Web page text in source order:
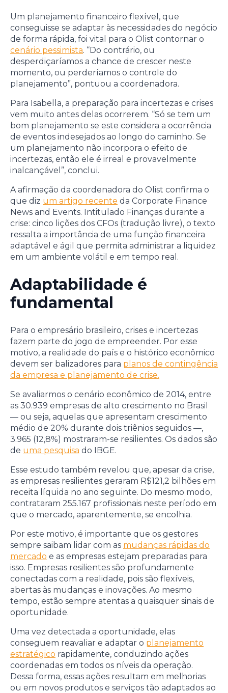
Um planejamento financeiro flexível, que
conseguisse se adaptar às necessidades do negócio
de forma rápida, foi vital para o Olist contornar o
cenário pessimista. “Do contrário, ou
desperdiçaríamos a chance de crescer neste
momento, ou perderíamos o controle do
planejamento”, pontuou a coordenadora.
Para Isabella, a preparação para incertezas e crises
vem muito antes delas ocorrerem. “Só se tem um
bom planejamento se este considera a ocorrência
de eventos indesejados ao longo do caminho. Se
um planejamento não incorpora o efeito de
incertezas, então ele é irreal e provavelmente
inalcançável”, conclui.
A afirmação da coordenadora do Olist confirma o
que diz um artigo recente da Corporate Finance
News and Events. Intitulado Finanças durante a
crise: cinco lições dos CFOs (tradução livre), o texto
ressalta a importância de uma função financeira
adaptável e ágil que permita administrar a liquidez
em um ambiente volátil e em tempo real.
Adaptabilidade é
fundamental
Para o empresário brasileiro, crises e incertezas
fazem parte do jogo de empreender. Por esse
motivo, a realidade do país e o histórico econômico
devem ser balizadores para planos de contingência
da empresa e planejamento de crise.
Se avaliarmos o cenário econômico de 2014, entre
as 30.939 empresas de alto crescimento no Brasil
— ou seja, aquelas que apresentam crescimento
médio de 20% durante dois triênios seguidos —,
3.965 (12,8%) mostraram-se resilientes. Os dados são
de uma pesquisa do IBGE.
Esse estudo também revelou que, apesar da crise,
as empresas resilientes geraram R$121,2 bilhões em
receita líquida no ano seguinte. Do mesmo modo,
contrataram 255.167 profissionais neste período em
que o mercado, aparentemente, se encolhia.
Por este motivo, é importante que os gestores
sempre saibam lidar com as mudanças rápidas do
mercado e as empresas estejam preparadas para
isso. Empresas resilientes são profundamente
conectadas com a realidade, pois são flexíveis,
abertas às mudanças e inovações. Ao mesmo
tempo, estão sempre atentas a quaisquer sinais de
oportunidade.
Uma vez detectada a oportunidade, elas
conseguem reavaliar e adaptar o planejamento
estratégico rapidamente, conduzindo ações
coordenadas em todos os níveis da operação.
Dessa forma, essas ações resultam em melhorias
ou em novos produtos e serviços tão adaptados ao